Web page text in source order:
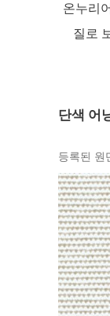
온누리
질로
단색 어
등록된 원